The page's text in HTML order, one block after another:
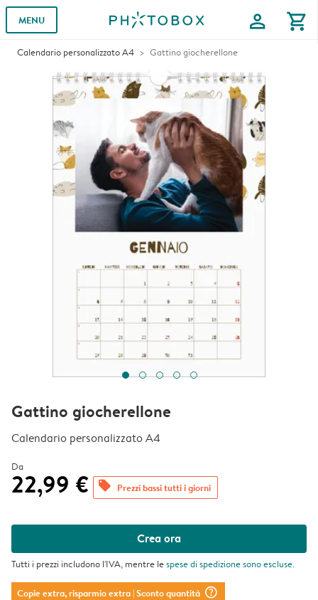
MENU profile shopping_cart
Calendario personalizzato A4 Gattino giocherellone
Gattino giocherellone
Calendario personalizzato A4
Da
22,99 € offers Prezzi bassi tutti i giorni
Crea ora
Tutti i prezzi includono l'IVA, mentre lespese di spedizionesono escluse.
Copie extra, risparmio extra| Sconto quantità question_mark_circle